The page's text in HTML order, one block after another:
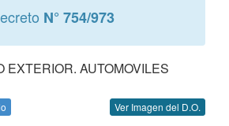
N° 754/973
EXTERIOR. AUTOMOVILES
Ver Imagen del D.O.